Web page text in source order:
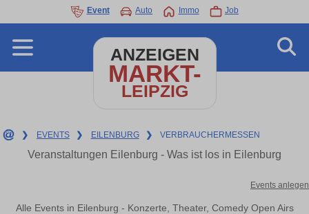
Event Auto Immo Job
ANZEIGEN
MARKT-
LEIPZIG
❯ EVENTS ❯ EILENBURG ❯ VERBRAUCHERMESSEN
Veranstaltungen Eilenburg - Was ist los in Eilenburg
Events anlegen
Alle Events in Eilenburg - Konzerte, Theater, Comedy Open Airs